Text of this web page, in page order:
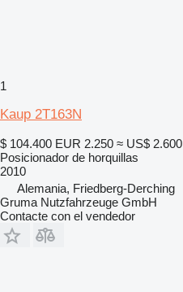
1
Kaup 2T163N
$ 104.400 EUR 2.250 ≈ US$ 2.600
Posicionador de horquillas
2010
Alemania, Friedberg-Derching
Gruma Nutzfahrzeuge GmbH
Contacte con el vendedor